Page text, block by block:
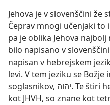
Jehova je v slovenščini že
Čeprav mnogi učenjaki to
pa je oblika Jehova
bilo napisano v
napisan v hebrejskem
levi. V tem jeziku se
soglasnikov, יהוה. Te štiri hebrejske črke, prečrkovane
kot JHVH, so znane kot